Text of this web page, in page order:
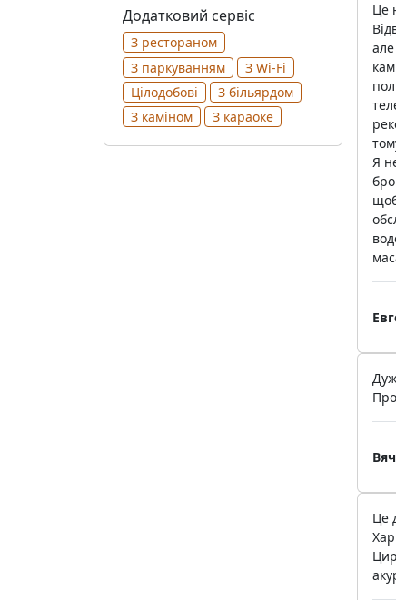
Це
Я
Це
Додатковий сервіс
З рестораном
З паркуванням
З Wi-Fi
Цілодобові
З більярдом
З каміном
З караоке